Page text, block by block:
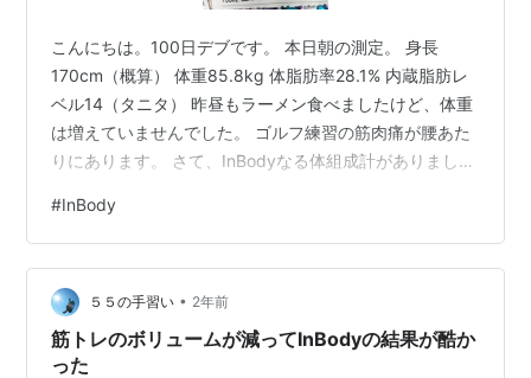
こんにちは。100日デブです。 本日朝の測定。 身長
170cm（概算） 体重85.8kg 体脂肪率28.1% 内蔵脂肪レ
ベル14（タニタ） 昨昼もラーメン食べましたけど、体重
は増えていませんでした。 ゴルフ練習の筋肉痛が腰あた
りにあります。 さて、InBodyなる体組成計がありました
何年か前かは、ゴリゴリに筋肉があったように思えます
が、この結果を見るとそうでもありません。 そもそも筋
肉が良質で働き者かは、分かりません。が、とりあえず
ヨガで頑張ります。
#InBody
５５の手習い • 2年前
筋トレのボリュームが減ってInBodyの結果が酷か
った